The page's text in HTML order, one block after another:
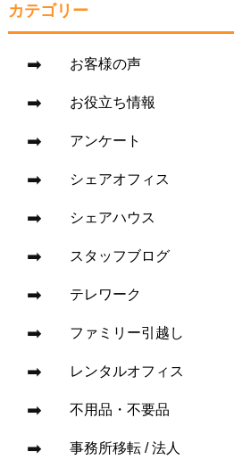
カテゴリー
お客様の声
お役立ち情報
アンケート
シェアオフィス
シェアハウス
スタッフブログ
テレワーク
ファミリー引越し
レンタルオフィス
不用品・不要品
事務所移転 / 法人